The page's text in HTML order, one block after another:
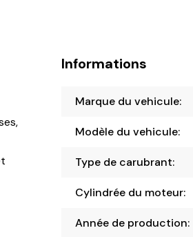
Informations
Marque du vehicule:
Modèle du vehicule:
Type de carubrant:
Cylindrée du moteur:
Année de production: